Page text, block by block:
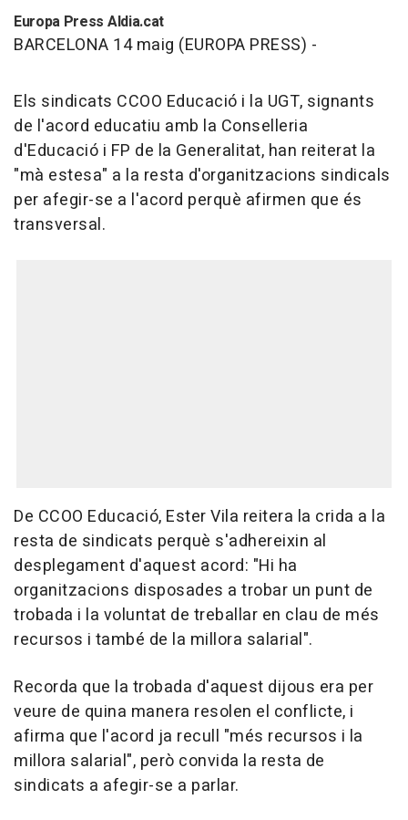
Europa Press Aldia.cat
BARCELONA 14 maig (EUROPA PRESS) -
Els sindicats CCOO Educació i la UGT, signants
de l'acord educatiu amb la Conselleria
d'Educació i FP de la Generalitat, han reiterat la
"mà estesa" a la resta d'organitzacions sindicals
per afegir-se a l'acord perquè afirmen que és
transversal.
De CCOO Educació, Ester Vila reitera la crida a la
resta de sindicats perquè s'adhereixin al
desplegament d'aquest acord: "Hi ha
organitzacions disposades a trobar un punt de
trobada i la voluntat de treballar en clau de més
recursos i també de la millora salarial".
Recorda que la trobada d'aquest dijous era per
veure de quina manera resolen el conflicte, i
afirma que l'acord ja recull "més recursos i la
millora salarial", però convida la resta de
sindicats a afegir-se a parlar.